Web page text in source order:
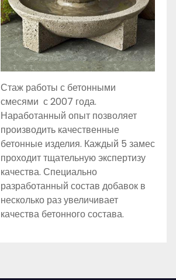
Стаж работы с бетонными
смесями с 2007 года.
Наработанный опыт позволяет
производить качественные
бетонные изделия. Каждый 5 замес
проходит тщательную экспертизу
качества. Специально
разработанный состав добавок в
несколько раз увеличивает
качества бетонного состава.